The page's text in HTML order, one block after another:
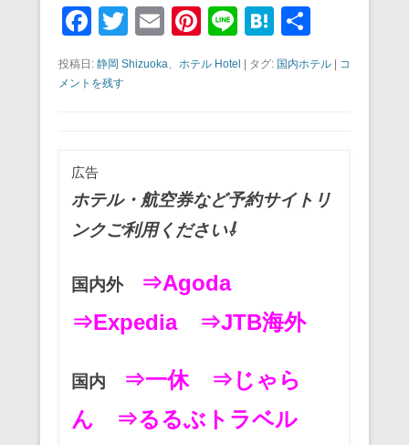
F
a
c
o
o
k
T
wi
E
m
ail
Pi
nt
er
Li
n
e
H
at
e
有
投稿日: 静岡 Shizuoka、 ホテル Hotel タグ: 国内ホテル
コ
メントを残す
広告
ホテル・航空券など予約サイトリ
ンクご利用ください⇩
国内外
⇒Agoda
⇒Expedia
⇒JTB海外
国内 ⇒一休
⇒じゃら
ん
⇒るるぶトラベル